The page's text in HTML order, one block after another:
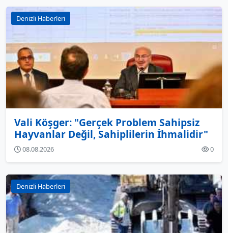
Denizli Haberleri
Vali Köşger: "Gerçek Problem Sahipsiz
Hayvanlar Değil, Sahiplilerin İhmalidir"
08.08.2026 0
Denizli Haberleri